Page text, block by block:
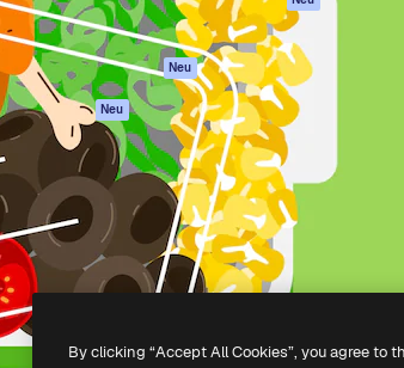
Stock-Inhalte
MCP für
Claude/ChatGPT
Neu
Agenten Neu
API
Mobile App
Alle Magnific-Tools
Cookie-Richtlinie
Vertrauenszentrum
Partner
Unternehmen
Alle Rechte vorbehalten
By clicking “Accept All Cookies”, you agree to